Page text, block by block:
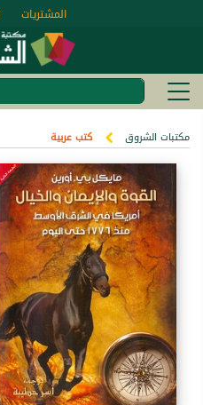
المشتريات
مكتبات الشروق كتب عربية